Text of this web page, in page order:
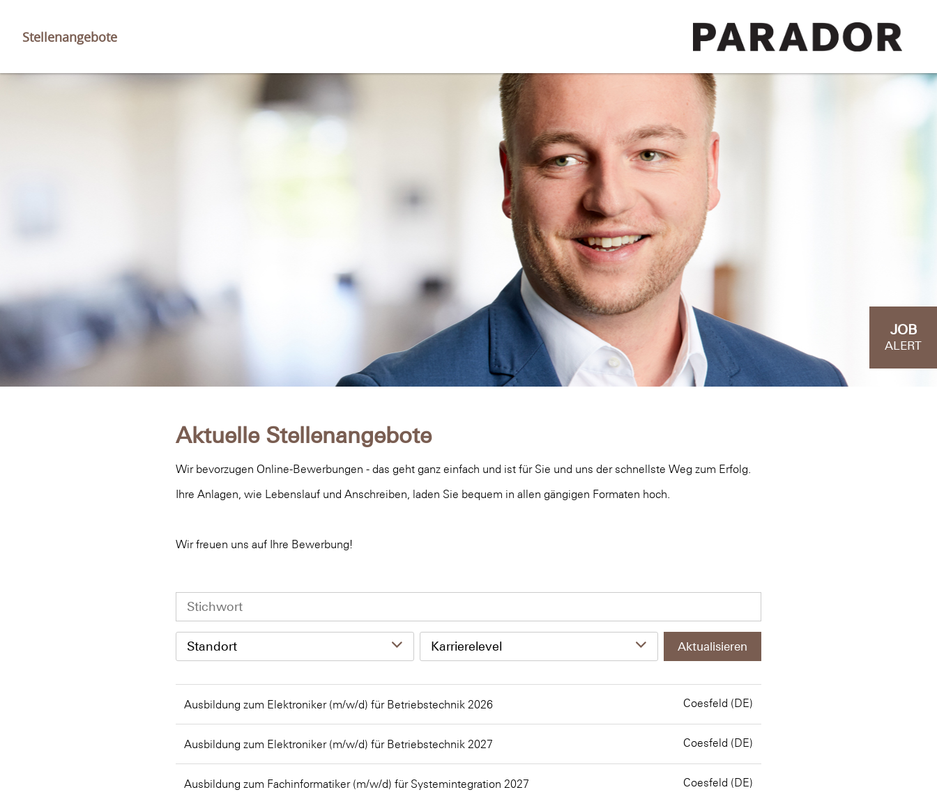
Stellenangebote
Aktuelle Stellenangebote
Wir bevorzugen Online-Bewerbungen - das geht ganz einfach und ist für Sie und uns der schnellste Weg zum Erfolg.
Ihre Anlagen, wie Lebenslauf und Anschreiben, laden Sie bequem in allen gängigen Formaten hoch.
Wir freuen uns auf Ihre Bewerbung!
Standort Karrierelevel Aktualisieren
Ausbildung zum Elektroniker (m/w/d) für Betriebstechnik 2026 Coesfeld (DE)
Ausbildung zum Elektroniker (m/w/d) für Betriebstechnik 2027 Coesfeld (DE)
Ausbildung zum Fachinformatiker (m/w/d) für Systemintegration 2027 Coesfeld (DE)
JOB
ALERT